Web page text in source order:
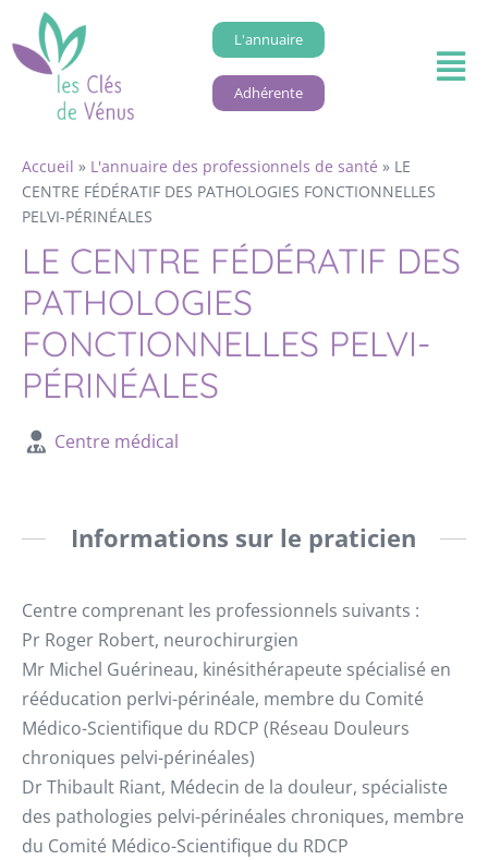
L'annuaire
Adhérente
Accueil » L'annuaire des professionnels de santé » LE
CENTRE FÉDÉRATIF DES PATHOLOGIES FONCTIONNELLES
PELVI-PÉRINÉALES
LE CENTRE FÉDÉRATIF DES
PATHOLOGIES
FONCTIONNELLES PELVI-
PÉRINÉALES
Centre médical
Informations sur le praticien
Centre comprenant les professionnels suivants :
Pr Roger Robert, neurochirurgien
Mr Michel Guérineau, kinésithérapeute spécialisé en
rééducation perlvi-périnéale, membre du Comité
Médico-Scientifique du RDCP (Réseau Douleurs
chroniques pelvi-périnéales)
Dr Thibault Riant, Médecin de la douleur, spécialiste
des pathologies pelvi-périnéales chroniques, membre
du Comité Médico-Scientifique du RDCP